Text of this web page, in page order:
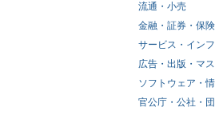
流通・小売
金融・証券・保険
サービス・イン
広告・出版・マ
ソフトウェア・
官公庁・公社・